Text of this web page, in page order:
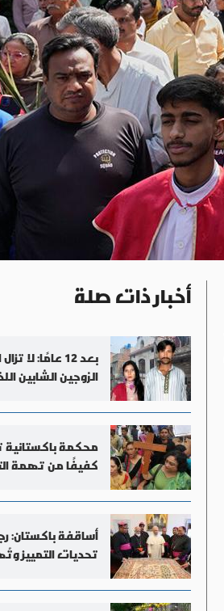
أخبار ذات صلة
بعد 12 عامًا:
الزوجين الشابين
محكمة
كفيفًا من تهمة
أساقفة باكستان:
تحديات التمييز